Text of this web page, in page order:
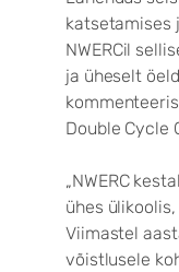
katsetamises
NWERCil
ja üheselt
Double Cycle
„NWERC
ühes
Viimastel
võistlusele